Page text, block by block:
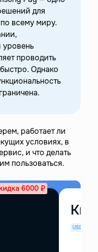
Pay за границей
к
Pay в России
для
всему миру.
уровень
проводить
Однако
работает ли
условиях, в
и что делать
пользоваться.
6000 ₽
USD